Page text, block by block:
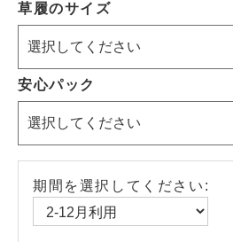
草履のサイズ
安心パック
期間を選択してください: